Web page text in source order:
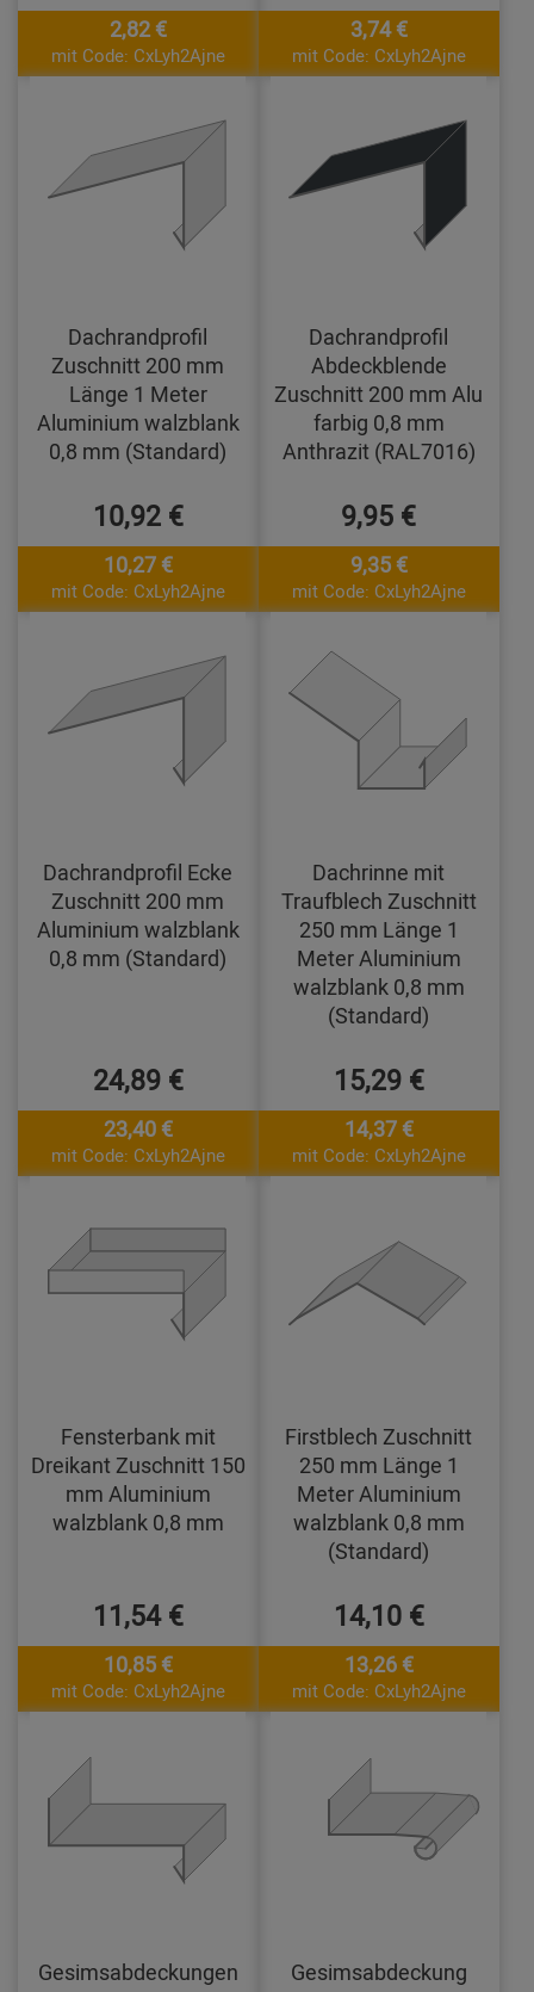
2,82 €
mit Code: CxLyh2Ajne
3,74 €
mit Code: CxLyh2Ajne
Dachrandprofil
Zuschnitt 200 mm
Länge 1 Meter
Aluminium walzblank
0,8 mm (Standard)
10,92 €
10,27 €
mit Code: CxLyh2Ajne
Dachrandprofil
Abdeckblende
Zuschnitt 200 mm Alu
farbig 0,8 mm
Anthrazit (RAL7016)
9,95 €
9,35 €
mit Code: CxLyh2Ajne
Dachrandprofil Ecke
Zuschnitt 200 mm
Aluminium walzblank
0,8 mm (Standard)
24,89 €
23,40 €
mit Code: CxLyh2Ajne
Dachrinne mit
Traufblech Zuschnitt
250 mm Länge 1
Meter Aluminium
walzblank 0,8 mm
(Standard)
15,29 €
14,37 €
mit Code: CxLyh2Ajne
Fensterbank mit
Dreikant Zuschnitt 150
mm Aluminium
walzblank 0,8 mm
11,54 €
10,85 €
mit Code: CxLyh2Ajne
Firstblech Zuschnitt
250 mm Länge 1
Meter Aluminium
walzblank 0,8 mm
(Standard)
14,10 €
13,26 €
mit Code: CxLyh2Ajne
Gesimsabdeckungen
Gesimsabdeckung